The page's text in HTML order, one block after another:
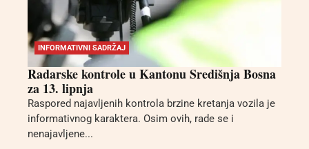
INFORMATIVNI SADRŽAJ
Radarske kontrole u Kantonu Središnja Bosna
za 13. lipnja
Raspored najavljenih kontrola brzine kretanja vozila je
informativnog karaktera. Osim ovih, rade se i
nenajavljene...